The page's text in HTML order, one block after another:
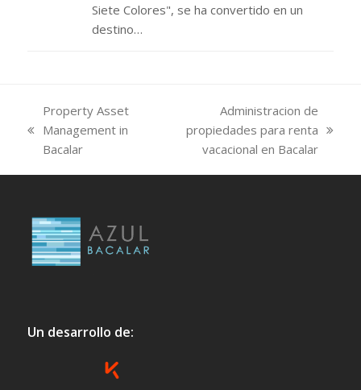
Siete Colores", se ha convertido en un
destino…
previous
post:
Property Asset
Management in
Bacalar
Administracion de
propiedades para renta
vacacional en Bacalar
Un desarrollo de: